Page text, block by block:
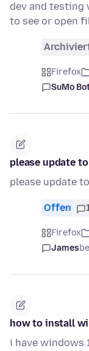
dev and testing
to see or open
Firefox
SuMo
please update
please update
Offen
Firefox
James
how to install
i have windows